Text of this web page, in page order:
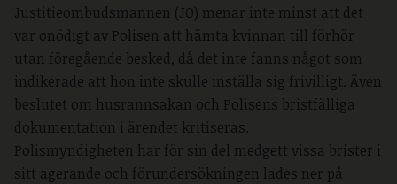
Justitieombudsmannen (JO) menar inte minst att det
var onödigt av Polisen att hämta kvinnan till förhör
utan föregående besked, då det inte fanns något som
indikerade att hon inte skulle inställa sig frivilligt. Även
beslutet om husrannsakan och Polisens bristfälliga
dokumentation i ärendet kritiseras.
Polismyndigheten har för sin del medgett vissa brister i
sitt agerande och förundersökningen lades ner på